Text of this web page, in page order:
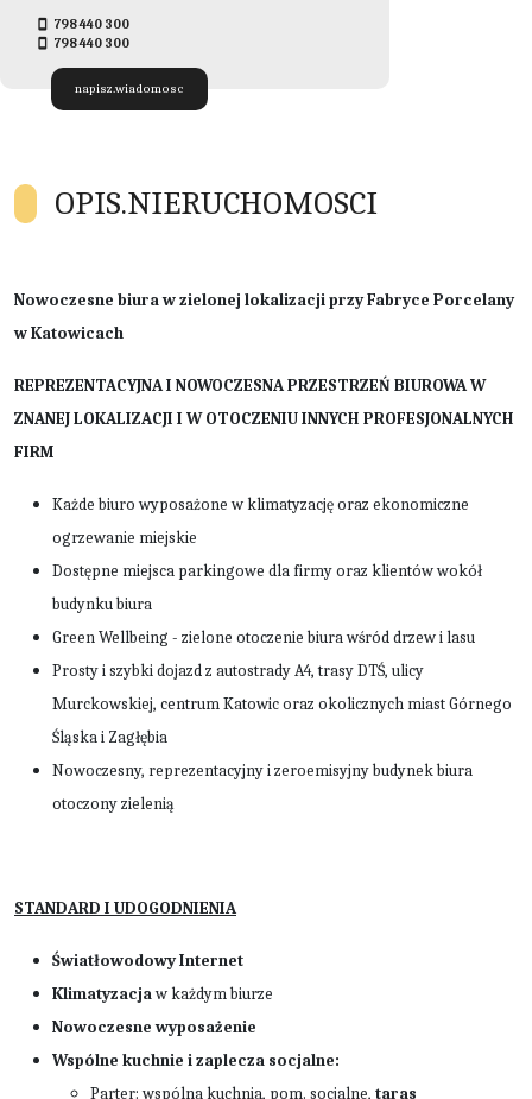
798 440 300
798 440 300
napisz.wiadomosc
OPIS.NIERUCHOMOSCI
Nowoczesne biura w zielonej lokalizacji przy Fabryce Porcelany
w Katowicach
REPREZENTACYJNA I NOWOCZESNAPRZESTRZEŃ BIUROWA W
ZNANEJ LOKALIZACJI I W OTOCZENIU INNYCH PROFESJONALNYCH
FIRM
Każde biuro wyposażone w klimatyzację oraz ekonomiczne
ogrzewanie miejskie
Dostępne miejsca parkingowe dla firmy oraz klientów wokół
budynku biura
Green Wellbeing - zielone otoczenie biura wśród drzew i lasu
Prosty i szybki dojazd z autostrady A4, trasy DTŚ, ulicy
Murckowskiej, centrum Katowic oraz okolicznych miast Górnego
Śląska i Zagłębia
Nowoczesny, reprezentacyjny i zeroemisyjny budynek biura
otoczony zielenią
STANDARD I UDOGODNIENIA
Światłowodowy Internet
Klimatyzacjaw każdym biurze
Nowoczesne wyposażenie
Wspólne kuchnie i zaplecza socjalne:
Parter: wspólna kuchnia, pom. socjalne, taras